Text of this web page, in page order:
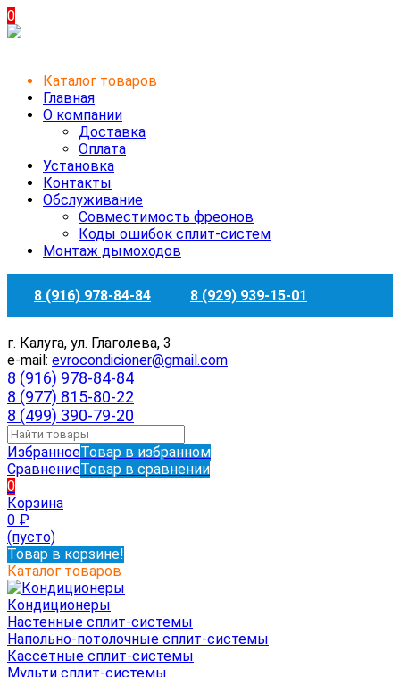
0
Каталог товаров
Главная
О компании
Доставка
Оплата
Установка
Контакты
Обслуживание
Совместимость фреонов
Коды ошибок сплит-систем
Монтаж дымоходов
8 (916) 978-84-84 8 (929) 939-15-01
г. Калуга, ул. Глаголева, 3
e-mail: evrocondicioner@gmail.com
8 (916) 978-84-84
8 (977) 815-80-22
8 (499) 390-79-20
ИзбранноеТовар в избранном
СравнениеТовар в сравнении
0
Корзина
0 ₽
(пусто)
Товар в корзине!
Каталог товаров
Кондиционеры
Настенные сплит-системы
Напольно-потолочные сплит-системы
Кассетные сплит-системы
Мульти сплит-системы